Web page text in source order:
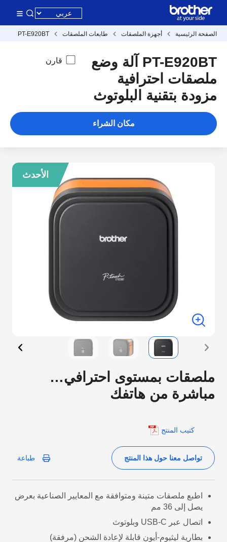
الرئيسية أجهزة الملصقات طابعات الملصقات PT-E920BT
PT-E920BT آلة وضع
احترافية
بتقنية البلوتوث
قارن
مكان الشراء
الأحدث
بمستوى احترافي…
من هاتفك
كتيب المنتج
تواصل معنا حول هذا المنتج طباعة
اطبع ملصقات متينة ومتوافقة مع المعايير الصناعية بعرض
يصل إلى 36 مم
اتصال عبر USB-C وبلوتوث
بطارية ليثيوم-أيون قابلة لإعادة الشحن (مرفقة)